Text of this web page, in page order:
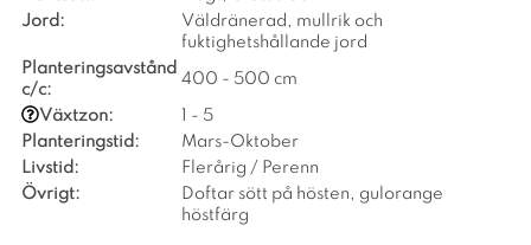
Jord:
Väldränerad, mullrik och
fuktighetshållande jord
Planteringsavstånd
c/c:
400 - 500 cm
Växtzon:
1 - 5
Planteringstid:
Mars-Oktober
Livstid:
Flerårig / Perenn
Övrigt:
Doftar sött på hösten, gulorange
höstfärg